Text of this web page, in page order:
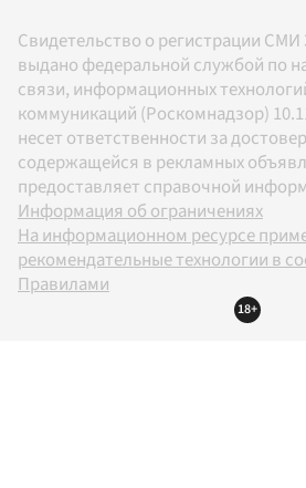
Свидетельство о регистрации
выдано федеральной службой по
связи, информационных
коммуникаций (Роскомнадзор)
несет ответственности за
содержащейся в рекламных
предоставляет справочной
Информация об ограничениях
На информационном ресурсе
рекомендательные технологии в
Правилами
18+